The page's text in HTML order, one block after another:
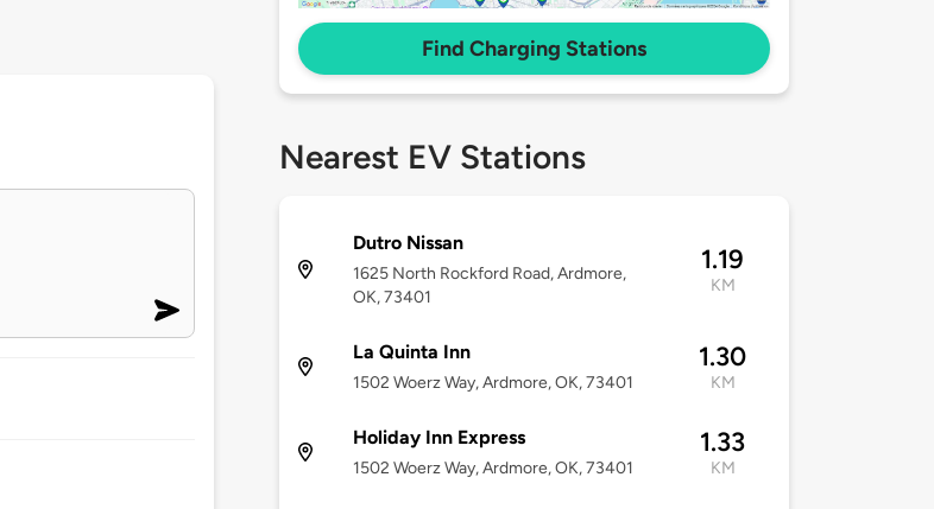
Find Charging Stations
Nearest EV Stations
Dutro Nissan
1625 North Rockford Road, Ardmore,
OK, 73401
1.19
KM
La Quinta Inn
1502 Woerz Way, Ardmore, OK, 73401
1.30
KM
Holiday Inn Express
1502 Woerz Way, Ardmore, OK, 73401
1.33
KM